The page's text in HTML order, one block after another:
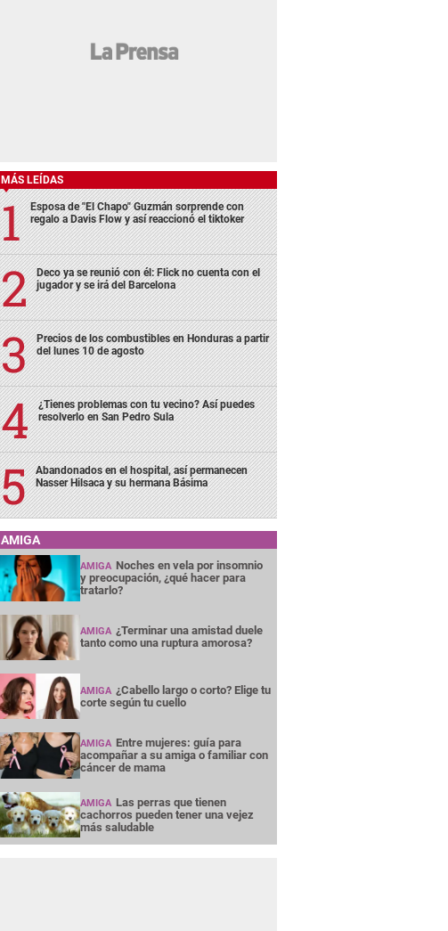
MÁS LEÍDAS
Esposa de "El Chapo" Guzmán sorprende con
regalo a Davis Flow y así reaccionó el tiktoker
Deco ya se reunió con él: Flick no cuenta con el
jugador y se irá del Barcelona
Precios de los combustibles en Honduras a partir
del lunes 10 de agosto
¿Tienes problemas con tu vecino? Así puedes
resolverlo en San Pedro Sula
Abandonados en el hospital, así permanecen
Nasser Hilsaca y su hermana Básima
AMIGA
AMIGA Noches en vela por insomnio
y preocupación, ¿qué hacer para
tratarlo?
AMIGA ¿Terminar una amistad duele
tanto como una ruptura amorosa?
AMIGA ¿Cabello largo o corto? Elige tu
corte según tu cuello
AMIGA Entre mujeres: guía para
acompañar a su amiga o familiar con
cáncer de mama
AMIGA Las perras que tienen
cachorros pueden tener una vejez
más saludable